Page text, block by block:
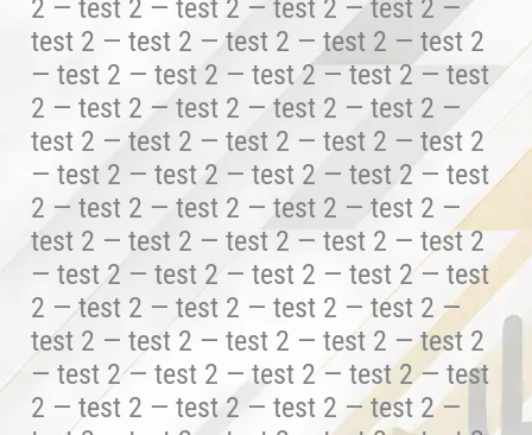
2 — test 2 — test 2 — test 2 — test 2 —
test 2 — test 2 — test 2 — test 2 — test 2
— test 2 — test 2 — test 2 — test 2 — test
2 — test 2 — test 2 — test 2 — test 2 —
test 2 — test 2 — test 2 — test 2 — test 2
— test 2 — test 2 — test 2 — test 2 — test
2 — test 2 — test 2 — test 2 — test 2 —
test 2 — test 2 — test 2 — test 2 — test 2
— test 2 — test 2 — test 2 — test 2 — test
2 — test 2 — test 2 — test 2 — test 2 —
test 2 — test 2 — test 2 — test 2 — test 2
— test 2 — test 2 — test 2 — test 2 — test
2 — test 2 — test 2 — test 2 — test 2 —